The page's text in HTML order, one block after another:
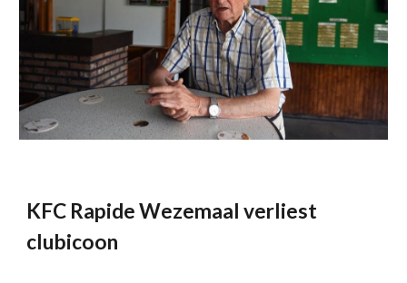
KFC Rapide Wezemaal verliest
clubicoon